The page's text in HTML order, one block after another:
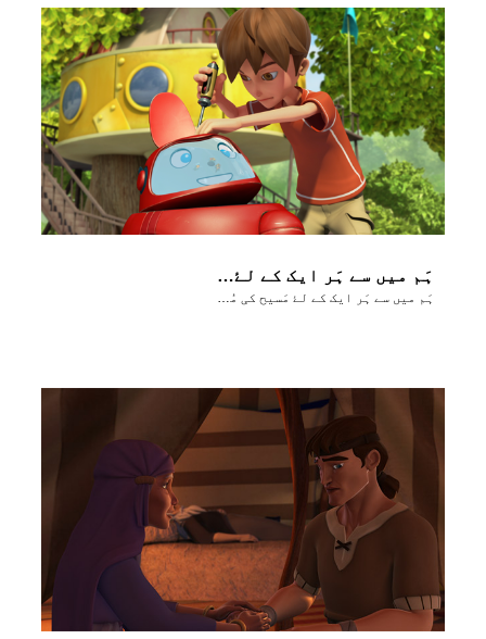
ہَم میں سے ہَر ایک کے لۓ مَسیح کی مُحبَت کا پیغام
ہَم میں سے ہَر ایک کے لۓ مَسیح کی مُحبَت کا پیغام